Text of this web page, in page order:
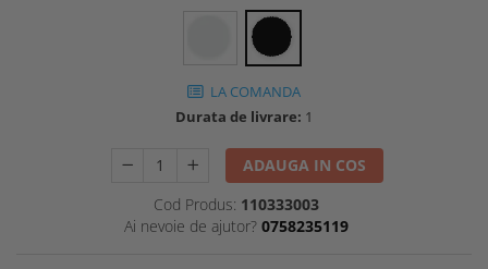
LA COMANDA
Durata de livrare: 1
ADAUGA IN COS
Cod Produs: 110333003
Ai nevoie de ajutor? 0758235119